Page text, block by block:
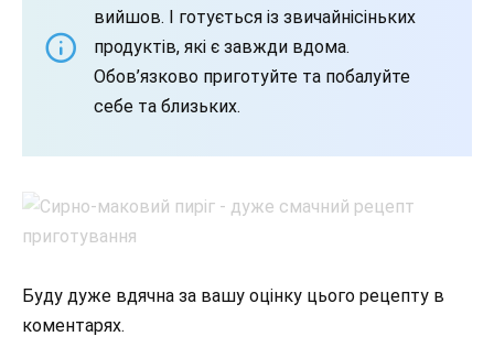
вийшов. І готується із звичайнісіньких
продуктів, які є завжди вдома.
Обов’язково приготуйте та побалуйте
себе та близьких.
Буду дуже вдячна за вашу оцінку цього рецепту в
коментарях.